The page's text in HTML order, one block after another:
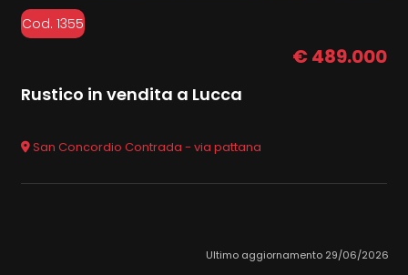
Cod. 1355
€ 489.000
Rustico in vendita a Lucca
San Concordio Contrada - via pattana
Ultimo aggiornamento 29/06/2026